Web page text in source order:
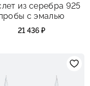
из серебра 925
с эмалью
21 436 ₽